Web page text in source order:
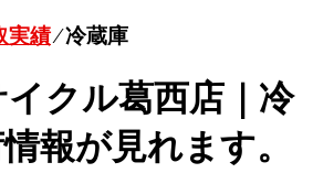
実績⁄冷蔵庫
クル葛西店｜冷
報が見れます。